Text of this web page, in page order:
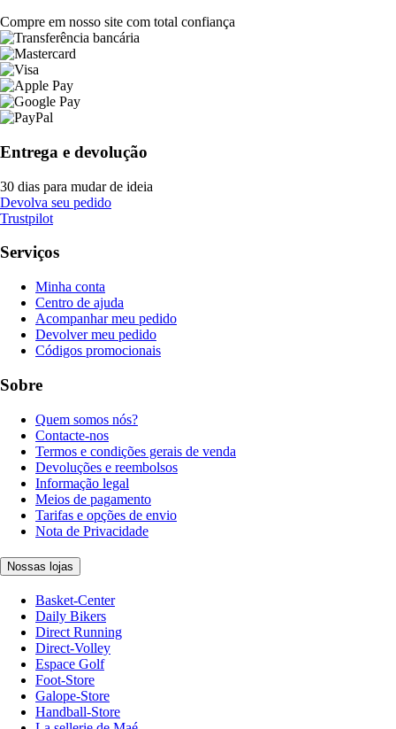
Compre em nosso site com total confiança
Entrega e devolução
30 dias para mudar de ideia
Devolva seu pedido
Trustpilot
Serviços
Minha conta
Centro de ajuda
Acompanhar meu pedido
Devolver meu pedido
Códigos promocionais
Sobre
Quem somos nós?
Contacte-nos
Termos e condições gerais de venda
Devoluções e reembolsos
Informação legal
Meios de pagamento
Tarifas e opções de envio
Nota de Privacidade
Nossas lojas
Basket-Center
Daily Bikers
Direct Running
Direct-Volley
Espace Golf
Foot-Store
Galope-Store
Handball-Store